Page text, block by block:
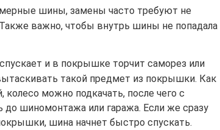
шины, замены часто требуют не
важно, чтобы внутрь шины не попадала
и в покрышке торчит саморез или
такой предмет из покрышки. Как
колесо можно подкачать, после чего с
до шиномонтажа или гаража. Если же сразу
шина начнет быстро спускать.